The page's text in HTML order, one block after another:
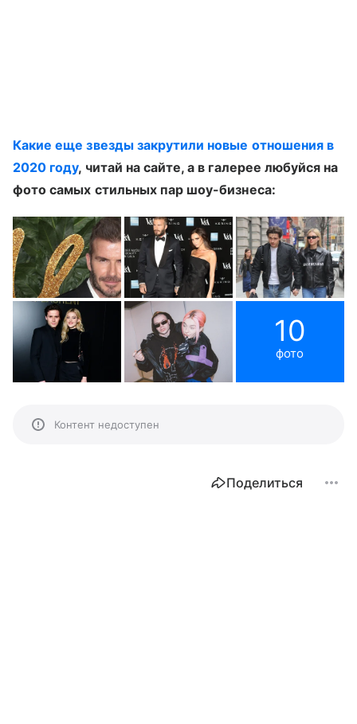
Какие еще звезды закрутили новые отношения в
2020 году, читай на сайте, а в галерее любуйся на
фото самых стильных пар шоу-бизнеса:
10
фото
Контент недоступен
Поделиться